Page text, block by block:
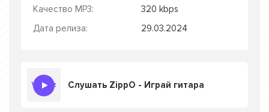
Качество MP3:
320 kbps
Дата релиза:
29.03.2024
Слушать ZippO - Играй гитара